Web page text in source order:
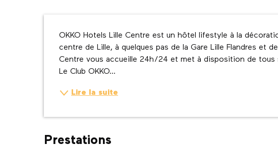
Description
OKKO Hotels Lille Centre est un hôtel lifestyle à la
centre de Lille, à quelques pas de la Gare Lille Flandres et
Centre vous accueille 24h/24 et met à disposition de tous
Le Club OKKO...
Lire la suite
Prestations